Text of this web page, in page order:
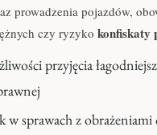
prowadzenia pojazdów,
czy ryzyko konfiskaty
przyjęcia
w sprawach z obrażeniami